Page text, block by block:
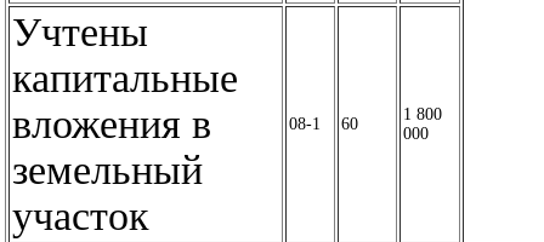
Учтены
капитальные
вложения в
земельный
участок
08-1 60
1 800
000